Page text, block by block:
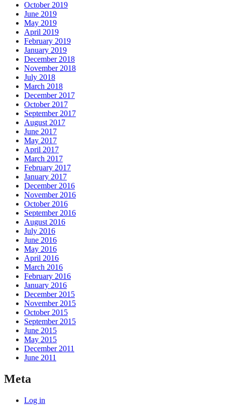
October 2019
June 2019
May 2019
April 2019
February 2019
January 2019
December 2018
November 2018
July 2018
March 2018
December 2017
October 2017
September 2017
August 2017
June 2017
May 2017
April 2017
March 2017
February 2017
January 2017
December 2016
November 2016
October 2016
September 2016
August 2016
July 2016
June 2016
May 2016
April 2016
March 2016
February 2016
January 2016
December 2015
November 2015
October 2015
September 2015
June 2015
May 2015
December 2011
June 2011
Meta
Log in